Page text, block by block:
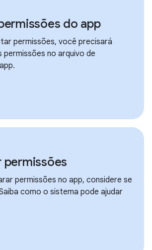
do app
permissões, você precisará
permissões no arquivo de
permissões
permissões no app, considere se
como o sistema pode ajudar